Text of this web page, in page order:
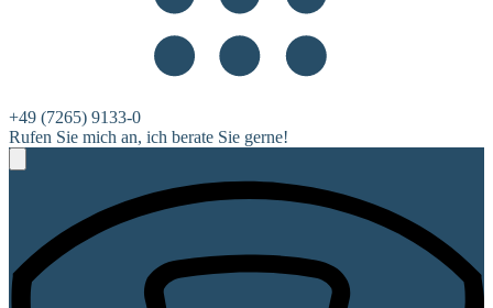
+49 (7265) 9133-0
Rufen Sie mich an, ich berate Sie gerne!